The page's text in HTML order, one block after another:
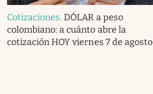
Cotizaciones. DÓLAR a peso
colombiano: a cuánto abre la
cotización HOY viernes 7 de agosto